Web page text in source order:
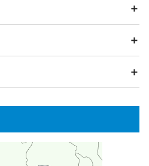
・携帯電話
ジタルカメラ・ビデオカメ
ー
機・食洗機
チューナー
トテープ等）
スピーカー
周辺機器
ノートパソコン
ー スキャナ
キーボード
クス
植物
パン
突っ張り棒
洗面用品
ラー
ボードゲーム
チスロ機
ー
工具・DIY用品
ラック
パーテーション
レッダー
プロジェクター
業務用冷蔵庫
コールドテーブル
ゆで麺器